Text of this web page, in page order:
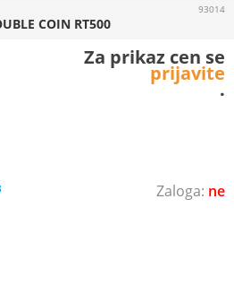
ne
COIN RT500
93014
Za prikaz cen se
prijavite
.